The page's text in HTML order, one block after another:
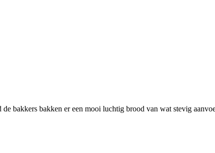
bakkers bakken er een mooi luchtig brood van wat stevig